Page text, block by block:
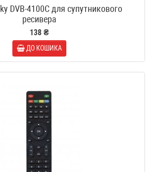
DVB-4100C для супутникового
ресивера
138 ₴
ДО КОШИКА